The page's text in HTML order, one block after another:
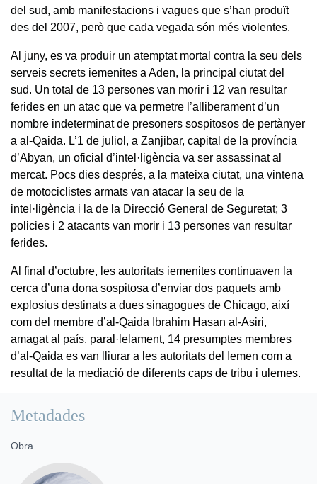
del sud, amb manifestacions i vagues que s’han produït
des del 2007, però que cada vegada són més violentes.
Al juny, es va produir un atemptat mortal contra la seu dels
serveis secrets iemenites a Aden, la principal ciutat del
sud. Un total de 13 persones van morir i 12 van resultar
ferides en un atac que va permetre l’alliberament d’un
nombre indeterminat de presoners sospitosos de pertànyer
a al-Qaida. L’1 de juliol, a Zanjibar, capital de la província
d’Abyan, un oficial d’intel·ligència va ser assassinat al
mercat. Pocs dies després, a la mateixa ciutat, una vintena
de motociclistes armats van atacar la seu de la
intel·ligència i la de la Direcció General de Seguretat; 3
policies i 2 atacants van morir i 13 persones van resultar
ferides.
Al final d’octubre, les autoritats iemenites continuaven la
cerca d’una dona sospitosa d’enviar dos paquets amb
explosius destinats a dues sinagogues de Chicago, així
com del membre d’al-Qaida Ibrahim Hasan al-Asiri,
amagat al país. paral·lelament, 14 presumptes membres
d’al-Qaida es van lliurar a les autoritats del Iemen com a
resultat de la mediació de diferents caps de tribu i ulemes.
Metadades
Obra